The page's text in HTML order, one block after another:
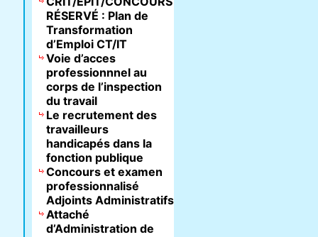
RÉSERVÉ : Plan de
Transformation
d’Emploi CT/IT
Voie d’acces
professionnnel au
corps de l’inspection
du travail
Le recrutement des
travailleurs
handicapés dans la
fonction publique
Concours et examen
professionnalisé
Adjoints Administratifs
Attaché
d’Administration de